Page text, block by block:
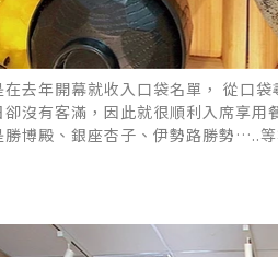
去年開幕就收入口袋名單， 從口
沒有客滿，因此就很順利入席享
博殿、銀座杏子、伊勢路勝勢…..